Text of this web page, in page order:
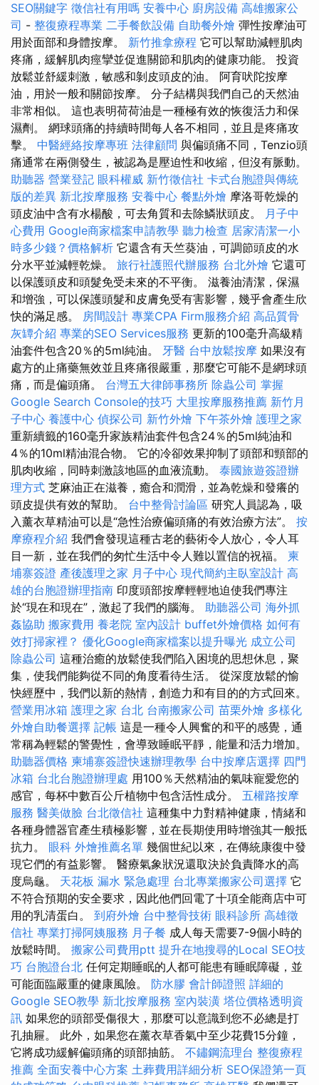
SEO關鍵字 徵信社有用嗎 安養中心 廚房設備 高雄搬家公
司 - 整復療程專業 二手餐飲設備 自助餐外燴 彈性按摩油可
用於面部和身體按摩。 新竹推拿療程 它可以幫助減輕肌肉
疼痛，緩解肌肉痙攣並促進關節和肌肉的健康功能。 投資
放鬆並舒緩刺激，敏感和剝皮頭皮的油。 阿育吠陀按摩
油，用於一般和關節按摩。 分子結構與我們自己的天然油
非常相似。 這也表明荷荷油是一種極有效的恢復活力和保
濕劑。 網球頭痛的持續時間每人各不相同，並且是疼痛攻
擊。 中醫經絡按摩專班 法律顧問 與偏頭痛不同，Tenzio頭
痛通常在兩側發生，被認為是壓迫性和收縮，但沒有脈動。
助聽器 營業登記 眼科權威 新竹徵信社 卡式台胞證與傳統
版的差異 新北按摩服務 安養中心 餐點外燴 摩洛哥乾燥的
頭皮油中含有水楊酸，可去角質和去除鱗狀頭皮。 月子中
心費用 Google商家檔案申請教學 聽力檢查 居家清潔一小
時多少錢？價格解析 它還含有天竺葵油，可調節頭皮的水
分水平並減輕乾燥。 旅行社護照代辦服務 台北外燴 它還可
以保護頭皮和頭髮免受未來的不平衡。 滋養油清潔，保濕
和增強，可以保護頭髮和皮膚免受有害影響，幾乎會產生欣
快的滿足感。 房間設計 專業CPA Firm服務介紹 高品質骨
灰罈介紹 專業的SEO Services服務 更新的100毫升高級精
油套件包含20％的5ml純油。 牙醫 台中放鬆按摩 如果沒有
處方的止痛藥無效並且疼痛很嚴重，那麼它可能不是網球頭
痛，而是偏頭痛。 台灣五大律師事務所 除蟲公司 掌握
Google Search Console的技巧 大里按摩服務推薦 新竹月
子中心 養護中心 偵探公司 新竹外燴 下午茶外燴 護理之家
重新續籤的160毫升家族精油套件包含24％的5ml純油和
4％的10ml精油混合物。 它的冷卻效果抑制了頭部和頸部的
肌肉收縮，同時刺激該地區的血液流動。 泰國旅遊簽證辦
理方式 芝麻油正在滋養，癒合和潤滑，並為乾燥和發癢的
頭皮提供有效的幫助。 台中整骨討論區 研究人員認為，吸
入薰衣草精油可以是“急性治療偏頭痛的有效治療方法”。 按
摩療程介紹 我們會發現這種古老的藝術令人放心，令人耳
目一新，並在我們的匆忙生活中令人難以置信的祝福。 柬
埔寨簽證 產後護理之家 月子中心 現代簡約主臥室設計 高
雄的台胞證辦理指南 印度頭部按摩輕輕地迫使我們專注
於“現在和現在”，激起了我們的腦海。 助聽器公司 海外抓
姦協助 搬家費用 養老院 室內設計 buffet外燴價格 如何有
效打掃家裡？ 優化Google商家檔案以提升曝光 成立公司
除蟲公司 這種治癒的放鬆使我們陷入困境的思想休息，聚
集，使我們能夠從不同的角度看待生活。 從深度放鬆的愉
快經歷中，我們以新的熱情，創造力和有目的的方式回來。
營業用冰箱 護理之家 台北 台南搬家公司 苗栗外燴 多樣化
外燴自助餐選擇 記帳 這是一種令人興奮的和平的感覺，通
常稱為輕鬆的警覺性，會導致睡眠平靜，能量和活力增加。
助聽器價格 柬埔寨簽證快速辦理教學 台中按摩店選擇 四門
冰箱 台北台胞證辦理處 用100％天然精油的氣味寵愛您的
感官，每杯中數百公斤植物中包含活性成分。 五權路按摩
服務 醫美做臉 台北徵信社 這種集中力對精神健康，情緒和
各種身體器官產生積極影響，並在長期使用時增強其一般抵
抗力。 眼科 外燴推薦名單 幾個世紀以來，在傳統康復中發
現它們的有益影響。 醫療氣象狀況還取決於負責降水的高
度烏龜。 天花板 漏水 緊急處理 台北專業搬家公司選擇 它
不符合預期的安全要求，因此他們回電了十項全能商店中可
用的乳清蛋白。 到府外燴 台中整骨技術 眼科診所 高雄徵
信社 專業打掃阿姨服務 月子餐 成人每天需要7-9個小時的
放鬆時間。 搬家公司費用ptt 提升在地搜尋的Local SEO技
巧 台胞證台北 任何定期睡眠的人都可能患有睡眠障礙，並
可能面臨嚴重的健康風險。 防水膠 會計師證照 詳細的
Google SEO教學 新北按摩服務 室內裝潢 塔位價格透明資
訊 如果您的頭部受傷很大，那麼可以意識到您不必總是打
孔抽屜。 此外，如果您在薰衣草香氣中至少花費15分鐘，
它將成功緩解偏頭痛的頭部抽筋。 不鏽鋼流理台 整復療程
推薦 全面安養中心方案 土葬費用詳細分析 SEO保證第一頁